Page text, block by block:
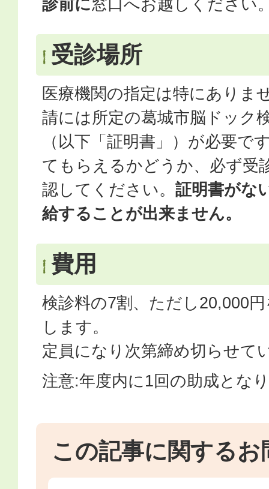
診前に窓口へお越しください
受診場所
医療機関の指定は特にありま
請には所定の葛城市脳ドック
（以下「証明書」）が必要で
てもらえるかどうか、必ず受
認してください。 証明書がな
給することが出来ません。
費用
検診料の7割、ただし20,000
します。
定員になり次第締め切らせて
注意:年度内に1回の助成とな
この記事に関するお